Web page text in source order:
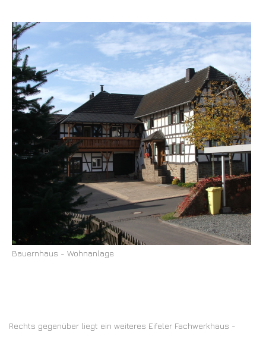
Bauernhaus - Wohnanlage
Rechts gegenüber liegt ein weiteres Eifeler Fachwerkhaus -